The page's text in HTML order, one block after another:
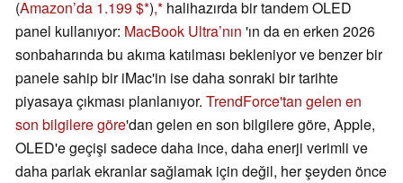
(Amazon’da 1.199 $ ), halihazırda bir tandem OLED
panel kullanıyor: MacBook Ultra’nın 'ın da en erken 2026
sonbaharında bu akıma katılması bekleniyor ve benzer bir
panele sahip bir iMac'in ise daha sonraki bir tarihte
piyasaya çıkması planlanıyor. TrendForce'tan gelen en
son bilgilere göre'dan gelen en son bilgilere göre, Apple,
OLED'e geçişi sadece daha ince, daha enerji verimli ve
daha parlak ekranlar sağlamak için değil, her şeyden önce